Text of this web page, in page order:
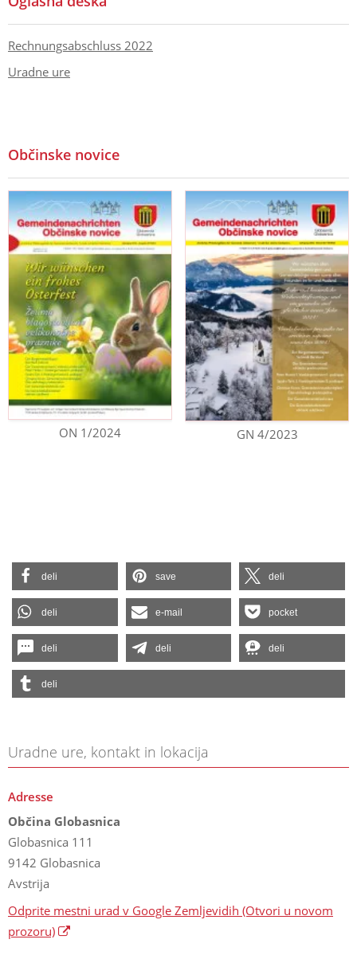
Rechnungsabschluss 2022
Uradne ure
Občinske novice
ON 1/2024 GN 4/2023
deli save deli
deli e-mail pocket
deli deli deli
deli
Uradne ure, kontakt in lokacija
Adresse
Občina Globasnica
Globasnica 111
9142 Globasnica
Avstrija
Odprite mestni urad v Google Zemljevidih (Otvori u novom
prozoru)